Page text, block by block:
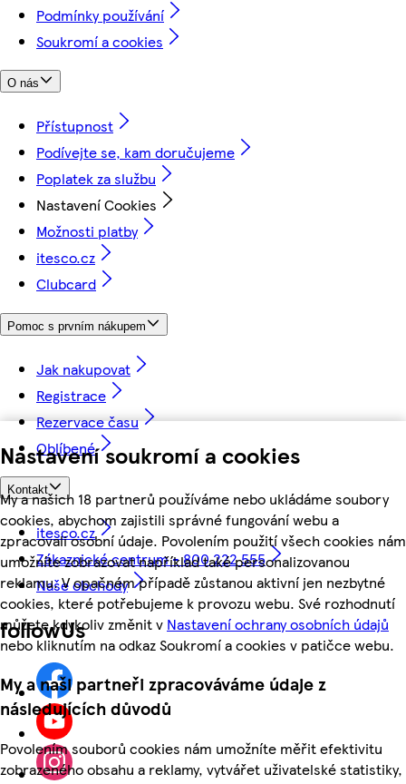
Nastavení soukromí a cookies
My a našich 18 partnerů používáme nebo ukládáme soubory
cookies, abychom zajistili správné fungování webu a
zpracovali osobní údaje. Povolením použití všech cookies nám
umožníte zobrazovat například také personalizovanou
reklamu. V opačném případě zůstanou aktivní jen nezbytné
cookies, které potřebujeme k provozu webu. Své rozhodnutí
můžete kdykoliv změnit v Nastavení ochrany osobních údajů
nebo kliknutím na odkaz Soukromí a cookies v patičce webu.
My a naši partneři zpracováváme údaje z
následujících důvodů
Povolením souborů cookies nám umožníte měřit efektivitu
zobrazeného obsahu a reklamy, vytvářet uživatelské statistiky,
Podmínky používání
Soukromí a cookies
O nás
Přístupnost
Podívejte se, kam doručujeme
Poplatek za službu
Nastavení Cookies
Možnosti platby
itesco.cz
Clubcard
Pomoc s prvním nákupem
Jak nakupovat
Registrace
Rezervace času
Oblíbené
Kontakt
itesco.cz
Zákaznické centrum - 800 222 555
Naše obchody
followUs